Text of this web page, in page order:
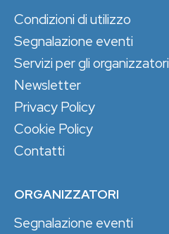
Condizioni di utilizzo
Segnalazione eventi
Servizi per gli organizzatori
Newsletter
Privacy Policy
Cookie Policy
Contatti
ORGANIZZATORI
Segnalazione eventi